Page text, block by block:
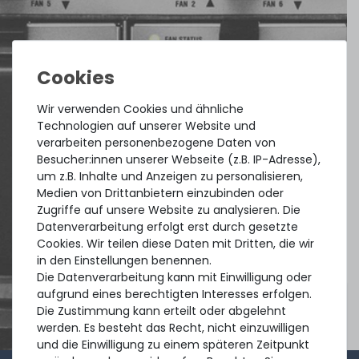
Wir verwenden Cookies und ähnliche
Technologien auf unserer Website und
verarbeiten personenbezogene Daten von
Besucher:innen unserer Webseite (z.B. IP-Adresse),
um z.B. Inhalte und Anzeigen zu personalisieren,
Medien von Drittanbietern einzubinden oder
Zugriffe auf unsere Website zu analysieren. Die
Datenverarbeitung erfolgt erst durch gesetzte
Cookies. Wir teilen diese Daten mit Dritten, die wir
in den Einstellungen benennen.
Die Datenverarbeitung kann mit Einwilligung oder
aufgrund eines berechtigten Interesses erfolgen.
Die Zustimmung kann erteilt oder abgelehnt
werden. Es besteht das Recht, nicht einzuwilligen
und die Einwilligung zu einem späteren Zeitpunkt